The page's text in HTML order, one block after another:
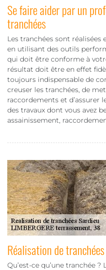
Se faire aider par un
tranchées
Les tranchées sont réalisées
en utilisant des outils
qui doit être conforme à
résultat doit être en effet
toujours indispensable de
creuser les tranchées, de
raccordements et d’assurer
des travaux dont vous avez
assainissement,
Réalisation de tranchées
Qu’est-ce qu’une tranchée ?